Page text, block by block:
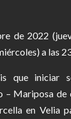
de 2022
a las
que iniciar
– Mariposa de
en Velia